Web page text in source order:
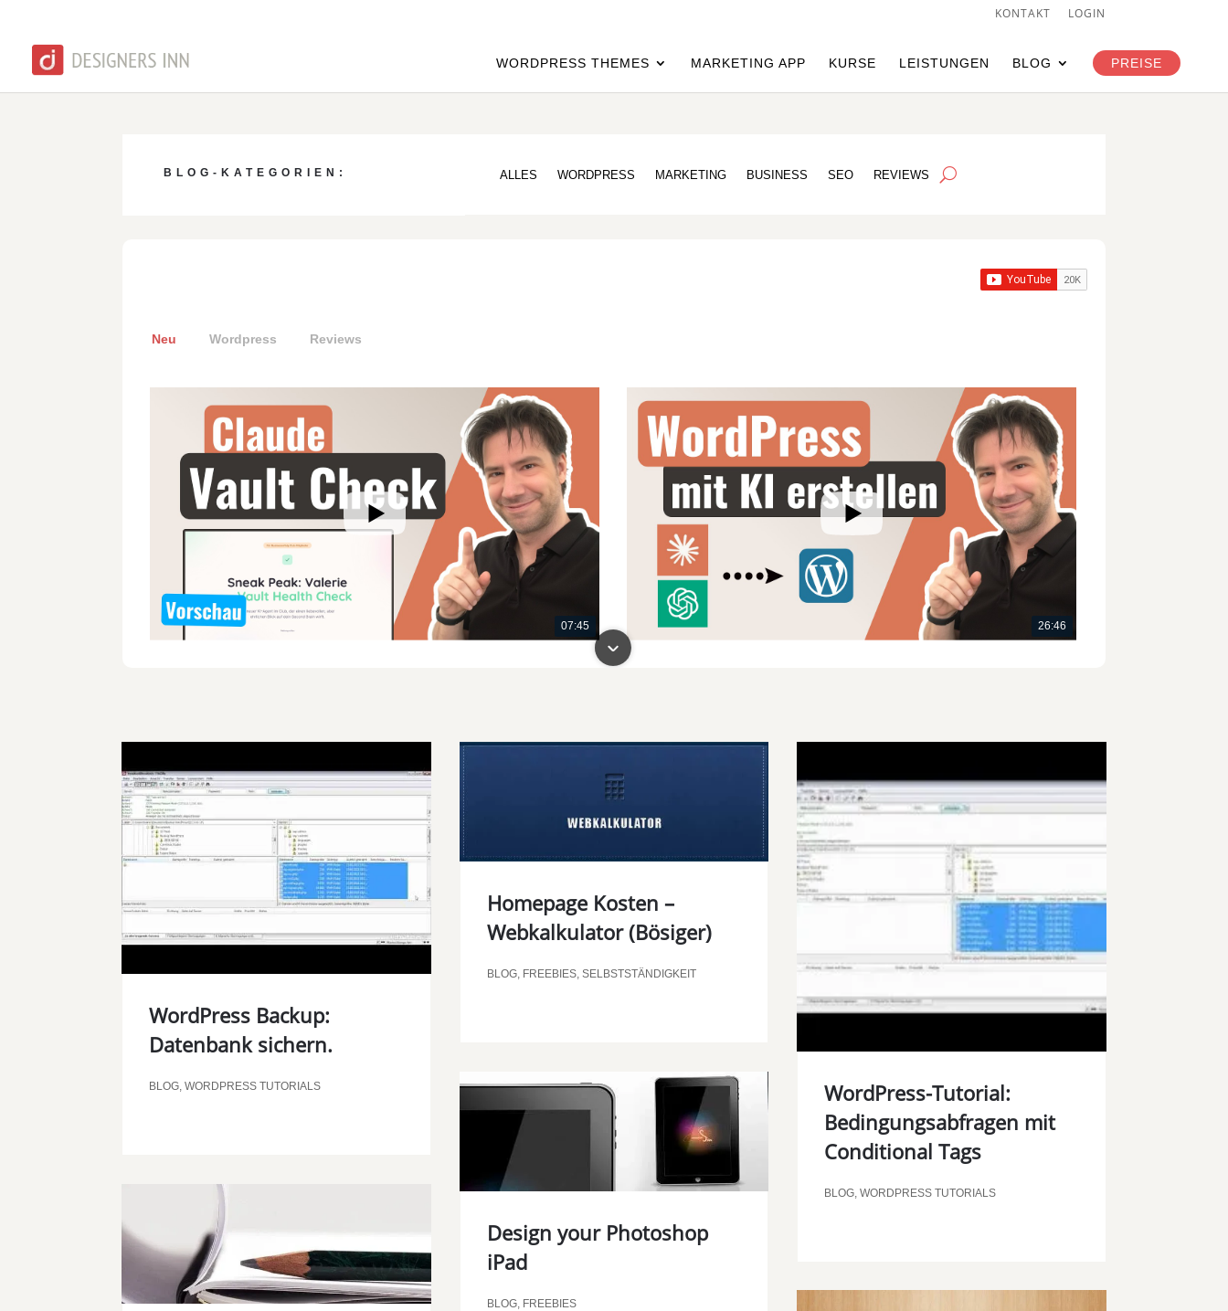
KONTAKT LOGIN
WORDPRESS THEMES MARKETING APP KURSE LEISTUNGEN BLOG PREISE
BLOG-KATEGORIEN: ALLES WORDPRESS MARKETING BUSINESS SEO REVIEWS
Neu Wordpress Reviews
07:45 26:46
00:00 00:00
WordPress Backup:
Datenbank sichern.
BLOG,WORDPRESS TUTORIALS
Homepage Kosten –
Webkalkulator (Bösiger)
BLOG, FREEBIES, SELBSTSTÄNDIGKEIT
Design your Photoshop
iPad
BLOG, FREEBIES
WordPress-Tutorial:
Bedingungsabfragen mit
Conditional Tags
BLOG, WORDPRESS TUTORIALS